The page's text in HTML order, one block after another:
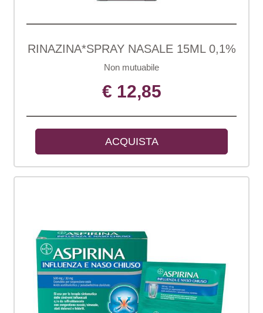
RINAZINA*SPRAY NASALE 15ML 0,1%
Non mutuabile
€ 12,85
ACQUISTA